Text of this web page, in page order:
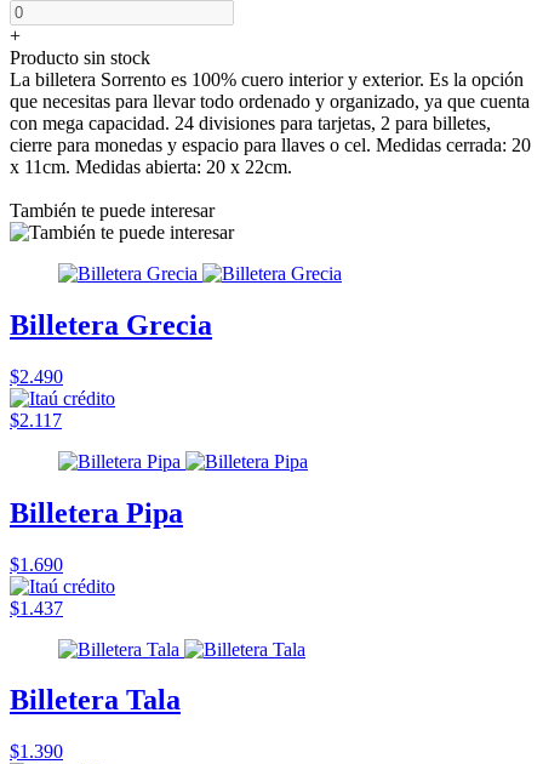
+
Producto sin stock
La billetera Sorrento es 100% cuero interior y exterior. Es la opción
que necesitas para llevar todo ordenado y organizado, ya que cuenta
con mega capacidad. 24 divisiones para tarjetas, 2 para billetes,
cierre para monedas y espacio para llaves o cel. Medidas cerrada: 20
x 11cm. Medidas abierta: 20 x 22cm.
También te puede interesar
Billetera Grecia
$2.490
$2.117
Billetera Pipa
$1.690
$1.437
Billetera Tala
$1.390